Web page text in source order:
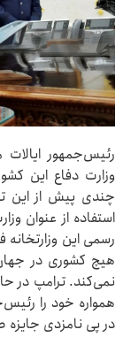
رئیس‌جمهور ایالات
وزارت دفاع این
چندی پیش از این
استفاده از عنوان
رسمی این
هیچ کشوری در
نمی‌کند. ترامپ در
همواره خود را
در پی نامزدی